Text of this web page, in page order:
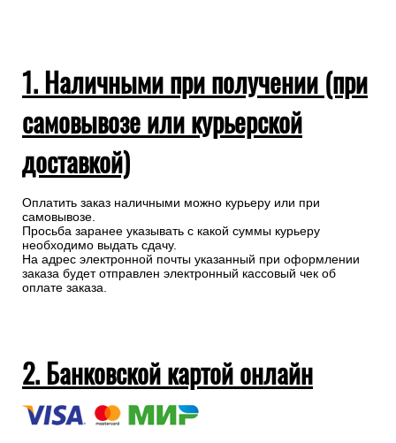
1. Наличными при получении (при
самовывозе или курьерской
доставкой)
Оплатить заказ наличными можно курьеру или при
самовывозе.
Просьба заранее указывать с какой суммы курьеру
необходимо выдать сдачу.
На адрес электронной почты указанный при оформлении
заказа будет отправлен электронный кассовый чек об
оплате заказа.
2. Банковской картой онлайн